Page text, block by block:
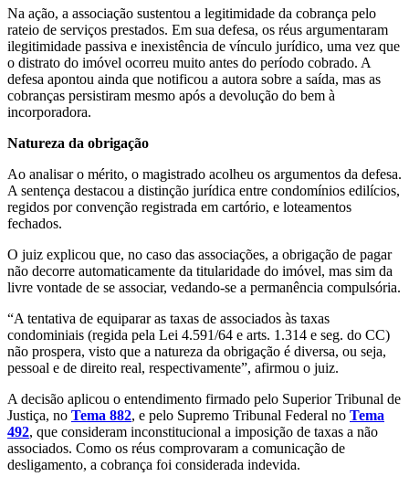
Na ação, a associação sustentou a legitimidade da cobrança pelo
rateio de serviços prestados. Em sua defesa, os réus argumentaram
ilegitimidade passiva e inexistência de vínculo jurídico, uma vez que
o distrato do imóvel ocorreu muito antes do período cobrado. A
defesa apontou ainda que notificou a autora sobre a saída, mas as
cobranças persistiram mesmo após a devolução do bem à
incorporadora.
Natureza da obrigação
Ao analisar o mérito, o magistrado acolheu os argumentos da defesa.
A sentença destacou a distinção jurídica entre condomínios edilícios,
regidos por convenção registrada em cartório, e loteamentos
fechados.
O juiz explicou que, no caso das associações, a obrigação de pagar
não decorre automaticamente da titularidade do imóvel, mas sim da
livre vontade de se associar, vedando-se a permanência compulsória.
“A tentativa de equiparar as taxas de associados às taxas
condominiais (regida pela Lei 4.591/64 e arts. 1.314 e seg. do CC)
não prospera, visto que a natureza da obrigação é diversa, ou seja,
pessoal e de direito real, respectivamente”, afirmou o juiz.
A decisão aplicou o entendimento firmado pelo Superior Tribunal de
Justiça, no Tema 882, e pelo Supremo Tribunal Federal no Tema
492, que consideram inconstitucional a imposição de taxas a não
associados. Como os réus comprovaram a comunicação de
desligamento, a cobrança foi considerada indevida.